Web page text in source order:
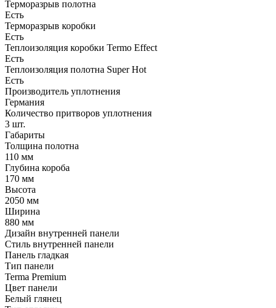
Терморазрыв полотна
Есть
Терморазрыв коробки
Есть
Теплоизоляция коробки Termo Effect
Есть
Теплоизоляция полотна Super Нot
Есть
Производитель уплотнения
Германия
Количество притворов уплотнения
3 шт.
Габариты
Толщина полотна
110 мм
Глубина короба
170 мм
Высота
2050 мм
Ширина
880 мм
Дизайн внутренней панели
Стиль внутренней панели
Панель гладкая
Тип панели
Terma Premium
Цвет панели
Белый глянец